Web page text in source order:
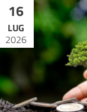
16
LUG
2026